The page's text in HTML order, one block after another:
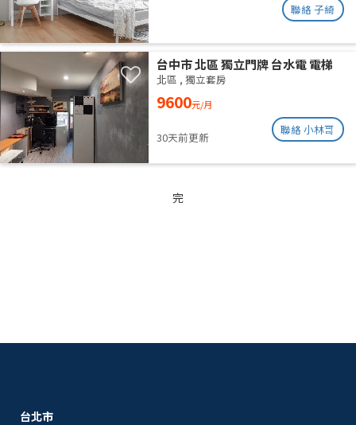
聯絡 子綺
台中市 北區 獨立門牌 台水電 電梯
大樓 位於14樓 權狀10坪 有獨立陽
台通風採光好 獨曬獨洗 不會淋雨
北區 , 獨立套房
9600元/月
30天前更新
聯絡 小林哥
完
台北市